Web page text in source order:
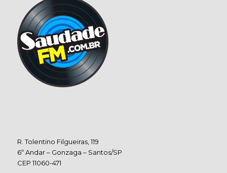
R. Tolentino Filgueiras, 119
6º Andar – Gonzaga – Santos/SP
CEP 11060-471